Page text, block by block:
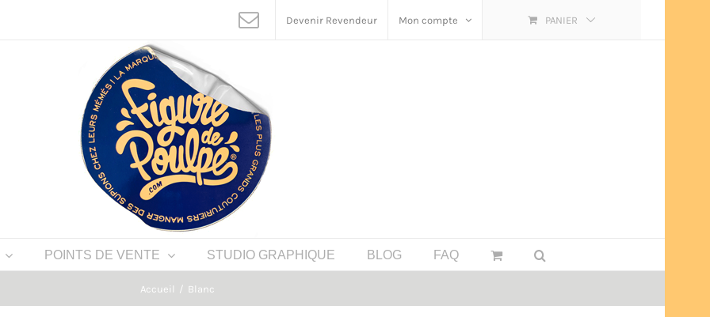
Devenir Revendeur Mon compte PANIER
POINTS DE VENTE STUDIO GRAPHIQUE BLOG FAQ
Accueil Blanc